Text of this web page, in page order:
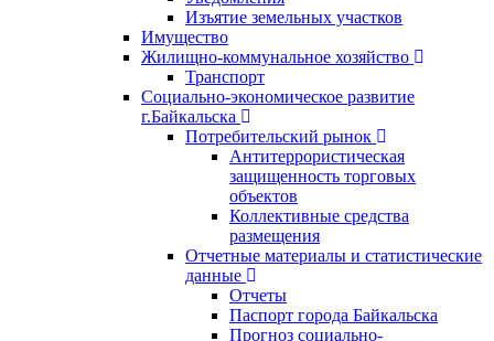
Изъятие земельных участков
Имущество
Жилищно-коммунальное хозяйство
Транспорт
Социально-экономическое развитие
г.Байкальска
Потребительский рынок
Антитеррористическая
защищенность торговых
объектов
Коллективные средства
размещения
Отчетные материалы и статистические
данные
Отчеты
Паспорт города Байкальска
Прогноз социально-